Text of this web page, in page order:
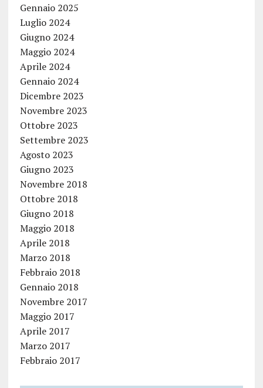
Gennaio 2025
Luglio 2024
Giugno 2024
Maggio 2024
Aprile 2024
Gennaio 2024
Dicembre 2023
Novembre 2023
Ottobre 2023
Settembre 2023
Agosto 2023
Giugno 2023
Novembre 2018
Ottobre 2018
Giugno 2018
Maggio 2018
Aprile 2018
Marzo 2018
Febbraio 2018
Gennaio 2018
Novembre 2017
Maggio 2017
Aprile 2017
Marzo 2017
Febbraio 2017